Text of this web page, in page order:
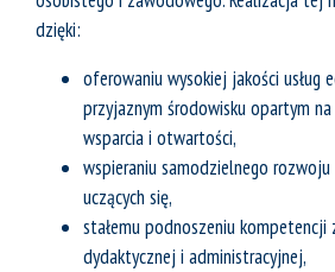
dzięki:
oferowaniu wysokiej jakości usług
przyjaznym środowisku opartym
wsparcia i otwartości,
wspieraniu samodzielnego
uczących się,
stałemu podnoszeniu kompetencji
dydaktycznej i administracyjnej,